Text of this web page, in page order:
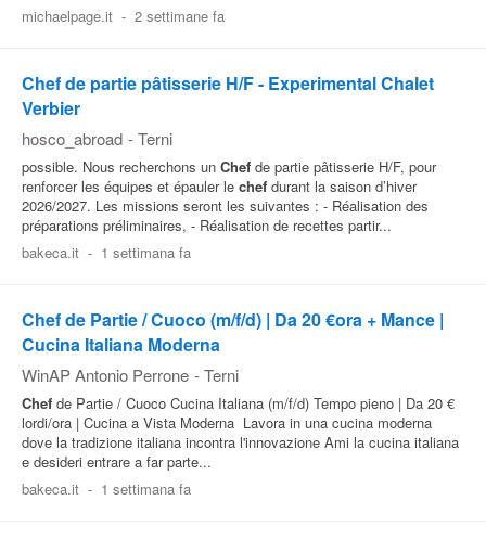
michaelpage.it - 2 settimane fa
Chef de partie pâtisserie H/F - Experimental Chalet
Verbier
hosco_abroad - Terni
possible. Nous recherchons un Chef de partie pâtisserie H/F, pour
renforcer les équipes et épauler le chef durant la saison d’hiver
2026/2027. Les missions seront les suivantes : - Réalisation des
préparations préliminaires, - Réalisation de recettes partir...
bakeca.it - 1 settimana fa
Chef de Partie / Cuoco (m/f/d) | Da 20 €ora + Mance |
Cucina Italiana Moderna
WinAP Antonio Perrone - Terni
Chef de Partie / Cuoco Cucina Italiana (m/f/d) Tempo pieno | Da 20 €
lordi/ora | Cucina a Vista Moderna ‍ Lavora in una cucina moderna
dove la tradizione italiana incontra l'innovazione Ami la cucina italiana
e desideri entrare a far parte...
bakeca.it - 1 settimana fa